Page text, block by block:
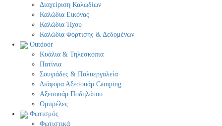
Διαχείριση Καλωδίων
Καλώδια Εικόνας
Καλώδια Ήχου
Καλώδια Φόρτισης & Δεδομένων
Outdoor
Κυάλια & Τηλεσκόπια
Πατίνια
Σουγιάδες & Πολυεργαλεία
Διάφορα Αξεσουάρ Camping
Αξεσουάρ Ποδηλάτου
Ομπρέλες
Φωτισμός
Φωτιστικά